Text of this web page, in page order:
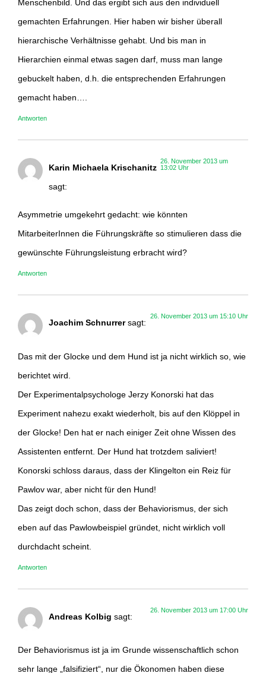
Menschenbild. Und das ergibt sich aus den individuell
gemachten Erfahrungen. Hier haben wir bisher überall
hierarchische Verhältnisse gehabt. Und bis man in
Hierarchien einmal etwas sagen darf, muss man lange
gebuckelt haben, d.h. die entsprechenden Erfahrungen
gemacht haben….
Antworten
Karin Michaela Krischanitz
sagt:
26. November 2013 um
13:02 Uhr
Asymmetrie umgekehrt gedacht: wie könnten
MitarbeiterInnen die Führungskräfte so stimulieren dass die
gewünschte Führungsleistung erbracht wird?
Antworten
Joachim Schnurrer sagt:
26. November 2013 um 15:10 Uhr
Das mit der Glocke und dem Hund ist ja nicht wirklich so, wie
berichtet wird.
Der Experimentalpsychologe Jerzy Konorski hat das
Experiment nahezu exakt wiederholt, bis auf den Klöppel in
der Glocke! Den hat er nach einiger Zeit ohne Wissen des
Assistenten entfernt. Der Hund hat trotzdem saliviert!
Konorski schloss daraus, dass der Klingelton ein Reiz für
Pawlov war, aber nicht für den Hund!
Das zeigt doch schon, dass der Behaviorismus, der sich
eben auf das Pawlowbeispiel gründet, nicht wirklich voll
durchdacht scheint.
Antworten
Andreas Kolbig sagt:
26. November 2013 um 17:00 Uhr
Der Behaviorismus ist ja im Grunde wissenschaftlich schon
sehr lange „falsifiziert“, nur die Ökonomen haben diese